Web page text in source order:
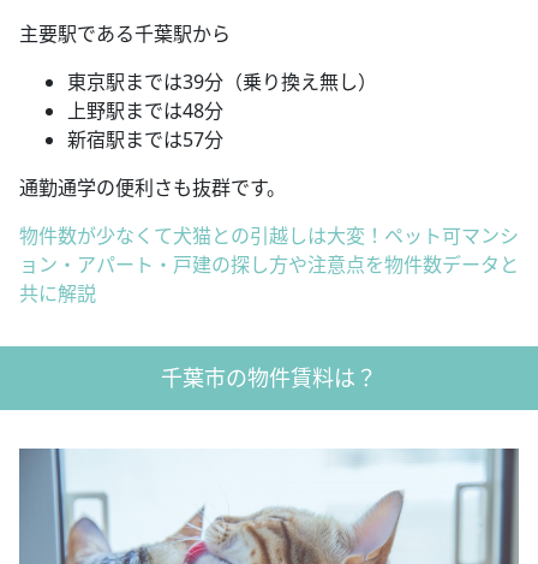
主要駅である千葉駅から
東京駅までは39分（乗り換え無し）
上野駅までは48分
新宿駅までは57分
通勤通学の便利さも抜群です。
物件数が少なくて犬猫との引越しは大変！ペット可マンシ
ョン・アパート・戸建の探し方や注意点を物件数データと
共に解説
千葉市の物件賃料は？